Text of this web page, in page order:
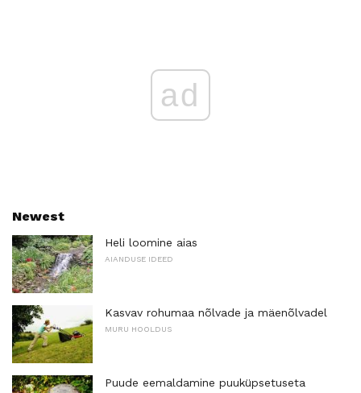
ad
Newest
Heli loomine aias
AIANDUSE IDEED
Kasvav rohumaa nõlvade ja mäenõlvadel
MURU HOOLDUS
Puude eemaldamine puuküpsetuseta